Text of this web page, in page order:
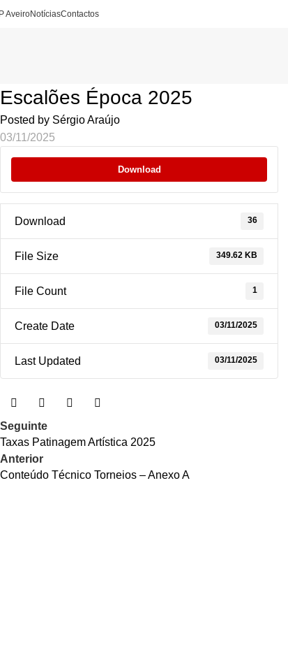
AveiroNotíciasContactos
Escalões Época 2025
Posted by Sérgio Araújo
03/11/2025
Download
Download 36
File Size 349.62 KB
File Count 1
Create Date 03/11/2025
Last Updated 03/11/2025
Seguinte
Taxas Patinagem Artística 2025
Anterior
Conteúdo Técnico Torneios – Anexo A